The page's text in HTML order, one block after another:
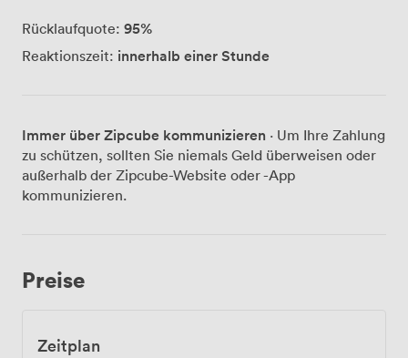
Rücklaufquote: 95%
Reaktionszeit: innerhalb einer Stunde
Immer über Zipcube kommunizieren · Um Ihre Zahlung
zu schützen, sollten Sie niemals Geld überweisen oder
außerhalb der Zipcube-Website oder -App
kommunizieren.
Preise
Zeitplan